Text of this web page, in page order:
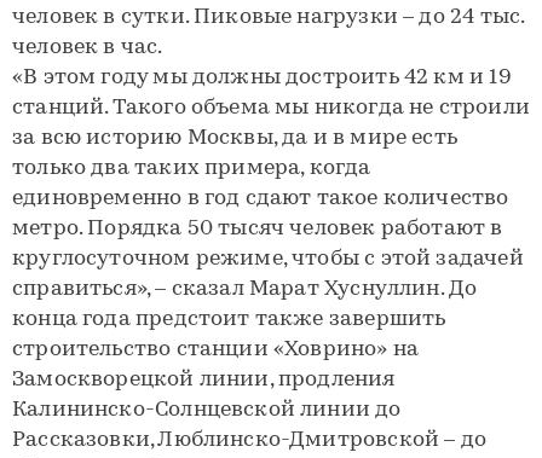
человек в сутки. Пиковые нагрузки – до 24 тыс.
человек в час.
«В этом году мы должны достроить 42 км и 19
станций. Такого объема мы никогда не строили
за всю историю Москвы, да и в мире есть
только два таких примера, когда
единовременно в год сдают такое количество
метро. Порядка 50 тысяч человек работают в
круглосуточном режиме, чтобы с этой задачей
справиться», – сказал Марат Хуснуллин. До
конца года предстоит также завершить
строительство станции «Ховрино» на
Замоскворецкой линии, продления
Калининско-Солнцевской линии до
Рассказовки, Люблинско-Дмитровской – до